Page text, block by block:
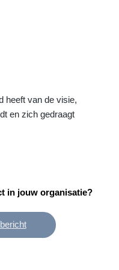
heeft van de visie,
en zich gedraagt
in jouw organisatie?